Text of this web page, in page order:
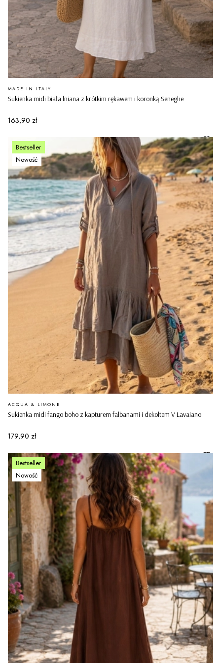
Sukienka midi biała lniana z krótkim rękawem i koronką Seneghe
PRODUCENT
MADE IN ITALY
Cena
163,90 zł
Bestseller
Nowość
Sukienka midi fango boho z kapturem falbanami i dekoltem V Lavaiano
PRODUCENT
ACQUA & LIMONE
Cena
179,90 zł
Bestseller
Nowość